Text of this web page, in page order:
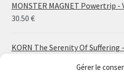
Gérer le
MONSTER MAGNET Powertrip -
30.50 €
KORN The Serenity Of Suffering